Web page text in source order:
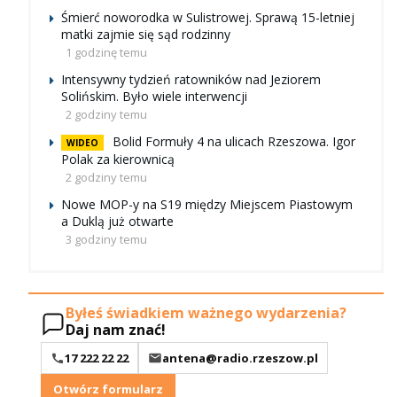
Śmierć noworodka w Sulistrowej. Sprawą 15-letniej
matki zajmie się sąd rodzinny
1 godzinę temu
Intensywny tydzień ratowników nad Jeziorem
Solińskim. Było wiele interwencji
2 godziny temu
WIDEO
Bolid Formuły 4 na ulicach Rzeszowa. Igor
Polak za kierownicą
2 godziny temu
Nowe MOP-y na S19 między Miejscem Piastowym
a Duklą już otwarte
3 godziny temu
Byłeś świadkiem ważnego wydarzenia?
Daj nam znać!
17 222 22 22
antena@radio.rzeszow.pl
Otwórz formularz